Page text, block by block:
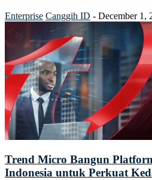
Enterprise Canggih ID - December 1,
Trend Micro Bangun
Indonesia untuk Perkuat